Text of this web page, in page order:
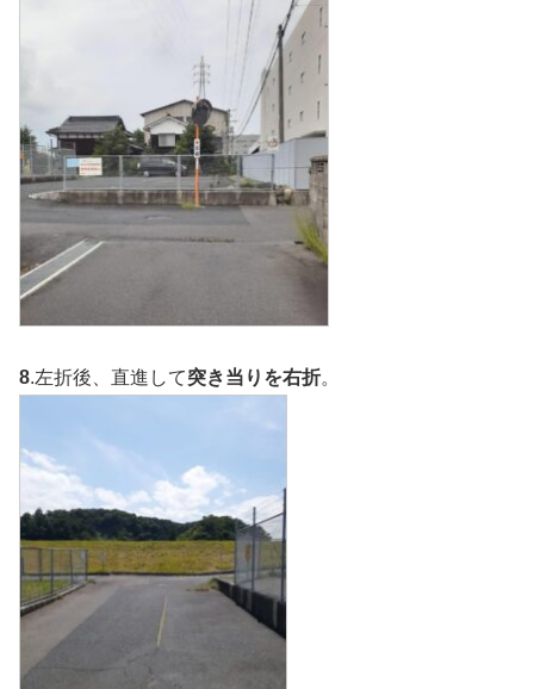
8.左折後、直進して突き当りを右折。